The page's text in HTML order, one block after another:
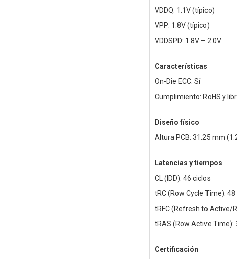
VDDQ: 1.1V (típico)
VPP: 1.8V (típico)
VDDSPD: 1.8V – 2.0V
Características
On-Die ECC: Sí
Cumplimiento: RoHS y
Diseño físico
Altura PCB: 31.25 mm
Latencias y tiempos
CL (IDD): 46 ciclos
tRC (Row Cycle Time):
tRFC (Refresh to Active/
tRAS (Row Active Time):
Certificación